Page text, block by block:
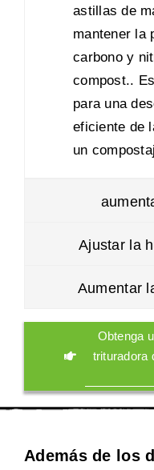
astillas de
mantener la
carbono y
compost..
para una
eficiente de
un
Ajustar la
Aumentar
Obtenga
trituradora
Además de los